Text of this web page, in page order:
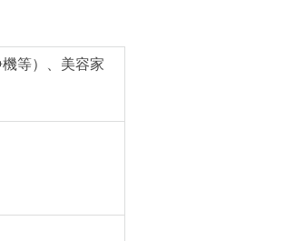
等）、美容家